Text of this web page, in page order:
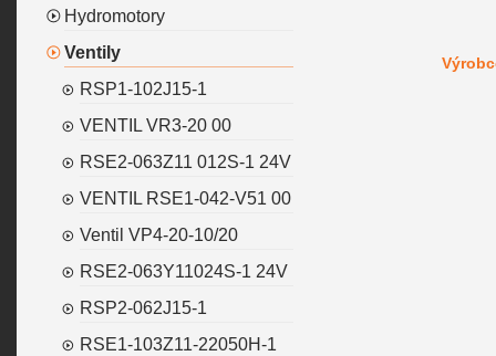
Hydromotory
Ventily
RSP1-102J15-1
VENTIL VR3-20 00
RSE2-063Z11 012S-1 24V
VENTIL RSE1-042-V51 00
Ventil VP4-20-10/20
RSE2-063Y11024S-1 24V
RSP2-062J15-1
RSE1-103Z11-22050H-1